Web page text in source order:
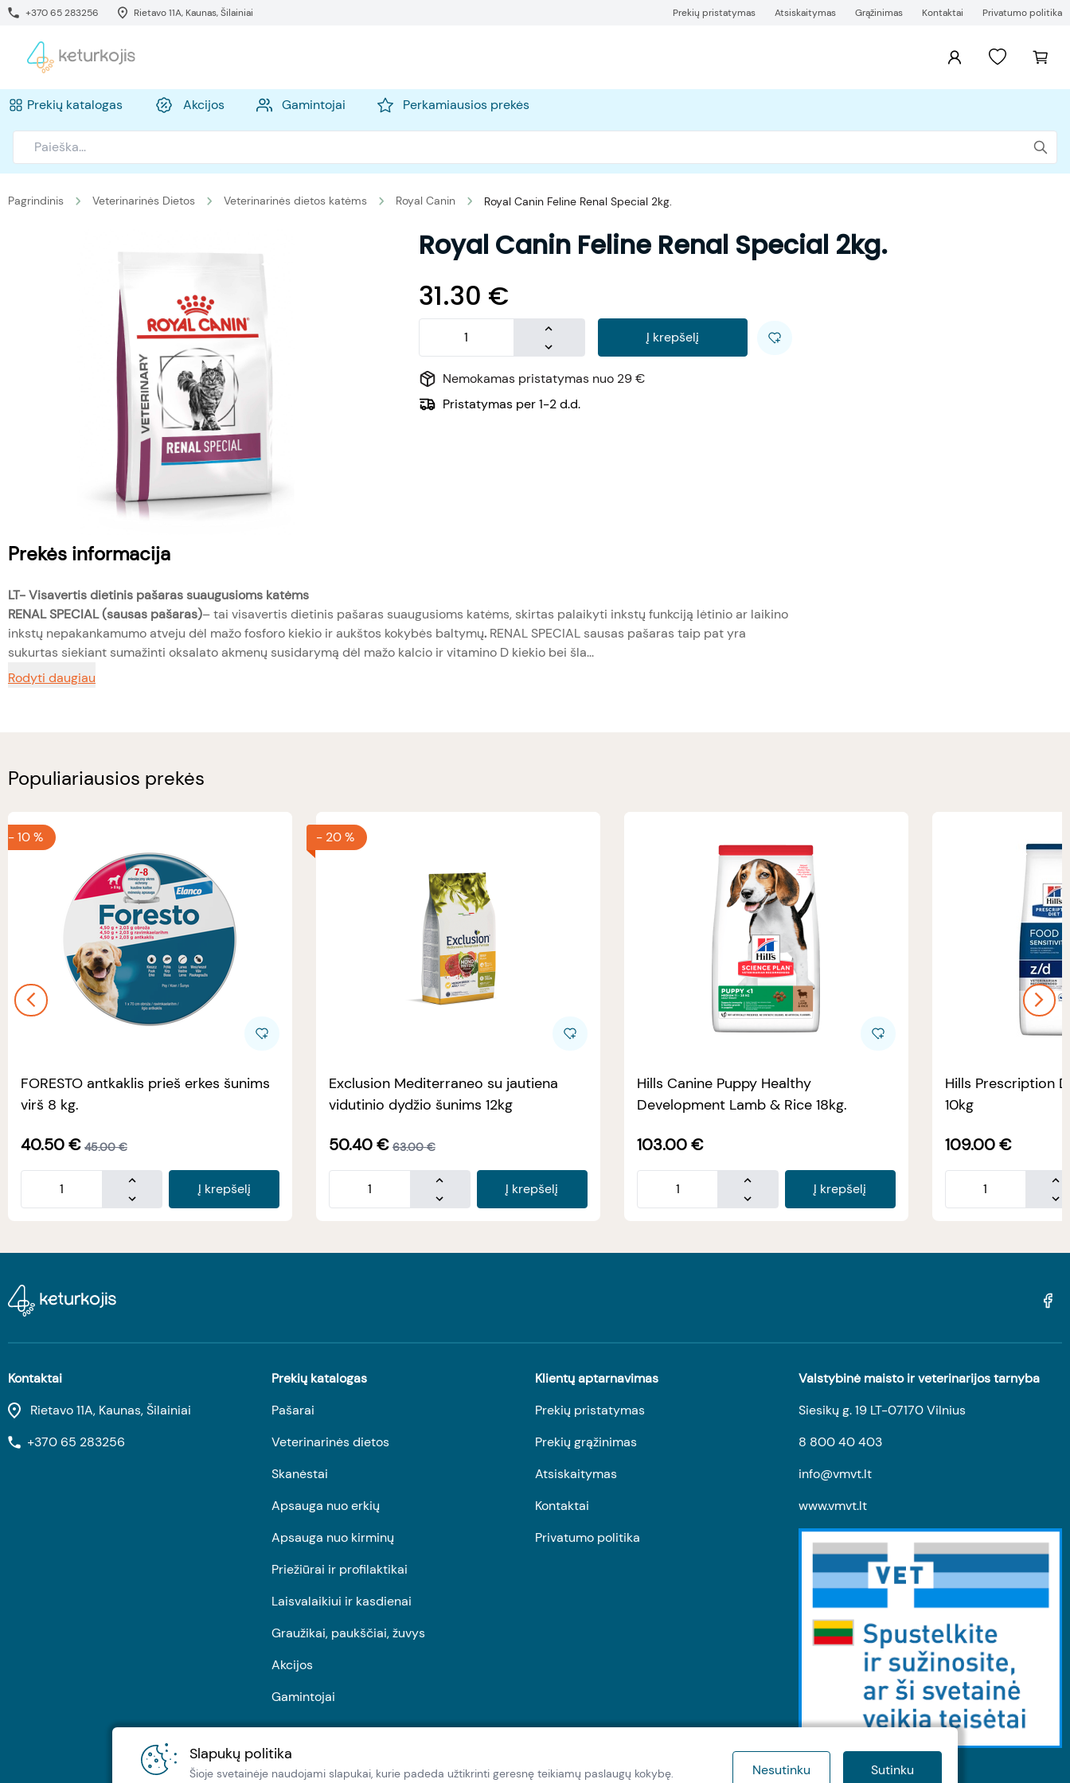
Slapukų politika
Šioje svetainėje naudojami slapukai, kurie padeda užtikrinti geresnę teikiamų paslaugų kokybę.
Nesutinku Sutinku
+370 65 283256 Rietavo 11A, Kaunas, Šilainiai Prekių pristatymas Atsiskaitymas Grąžinimas Kontaktai Privatumo politika
Prekių katalogas Akcijos Gamintojai Perkamiausios prekės
Pagrindinis Veterinarinės Dietos Veterinarinės dietos katėms Royal Canin Royal Canin Feline Renal Special 2kg.
Royal Canin Feline Renal Special 2kg.
31.30 €
Į krepšelį
Nemokamas pristatymas nuo 29 €
Pristatymas per 1-2 d.d.
Prekės informacija
LT- Visavertis dietinis pašarassuaugusioms katėms
RENAL SPECIAL(sausas pašaras)– tai visavertis dietinis pašaras suaugusioms katėms, skirtas palaikyti inkstų funkciją lėtinio ar laikino
inkstų nepakankamumo atveju dėl mažo fosforo kiekio ir aukštos kokybės baltymų. RENAL SPECIAL sausas pašaras taip pat yra
sukurtas siekiant sumažinti oksalato akmenų susidarymą dėl mažo kalcio ir vitamino D kiekio bei šla...
Rodyti daugiau
Populiariausios prekės
-10 %
FORESTO antkaklis prieš erkes šunims
virš 8 kg.
40.50€ 45.00 €
Į krepšelį
- 20 %
Exclusion Mediterraneo su jautiena
vidutinio dydžio šunims 12kg
50.40€ 63.00 €
Į krepšelį
Hills Canine Puppy Healthy
Development Lamb & Rice 18kg.
103.00 €
Į krepšelį
Hills Prescription
10kg
109.00 €
Kontaktai
Rietavo 11A, Kaunas, Šilainiai
+370 65 283256
Prekių katalogas
Pašarai
Veterinarinės dietos
Skanėstai
Apsauga nuo erkių
Apsauga nuo kirminų
Priežiūrai ir profilaktikai
Laisvalaikiui ir kasdienai
Graužikai, paukščiai, žuvys
Akcijos
Gamintojai
Klientų aptarnavimas
Prekių pristatymas
Prekių grąžinimas
Atsiskaitymas
Kontaktai
Privatumo politika
Valstybinė maisto ir veterinarijos tarnyba
Siesikų g. 19 LT-07170 Vilnius
8 800 40 403
info@vmvt.lt
www.vmvt.lt